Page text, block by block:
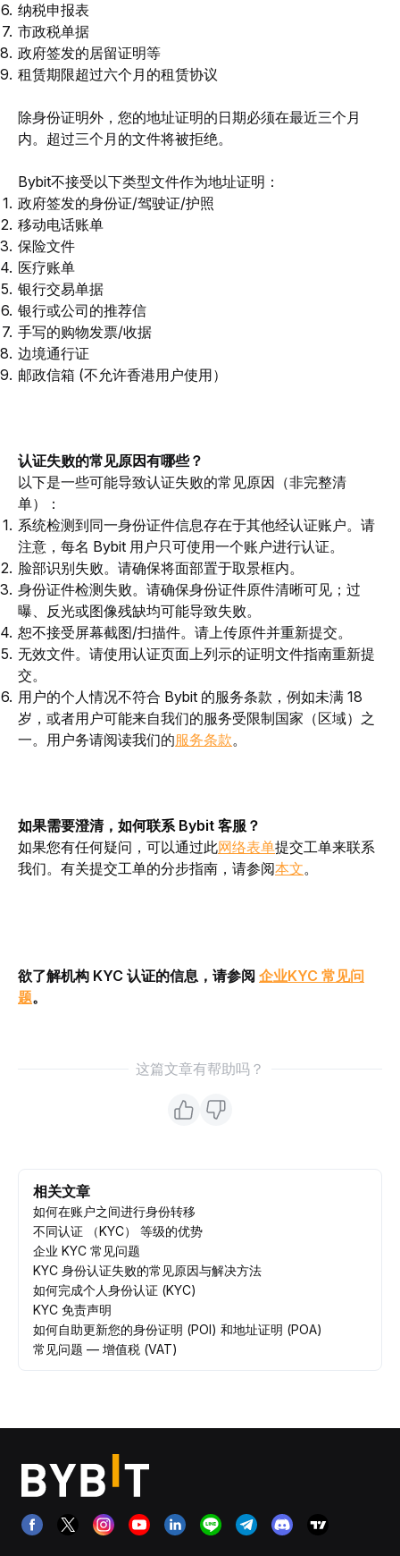
纳税申报表
市政税单据
政府签发的居留证明等
租赁期限超过六个月的租赁协议
除身份证明外，您的地址证明的日期必须在最近三个月
内。超过三个月的文件将被拒绝。
Bybit不接受以下类型文件作为地址证明：
政府签发的身份证/驾驶证/护照
移动电话账单
保险文件
医疗账单
银行交易单据
银行或公司的推荐信
手写的购物发票/收据
边境通行证
邮政信箱 (不允许香港用户使用）
认证失败的常见原因有哪些？
以下是一些可能导致认证失败的常见原因（非完整清
单）：
系统检测到同一身份证件信息存在于其他经认证账户。请
注意，每名 Bybit 用户只可使用一个账户进行认证。
脸部识别失败。请确保将面部置于取景框内。
身份证件检测失败。请确保身份证件原件清晰可见；过
曝、反光或图像残缺均可能导致失败。
恕不接受屏幕截图/扫描件。请上传原件并重新提交。
无效文件。请使用认证页面上列示的证明文件指南重新提
交。
用户的个人情况不符合 Bybit 的服务条款，例如未满 18
岁，或者用户可能来自我们的服务受限制国家（区域）之
一。用户务请阅读我们的服务条款。
如果需要澄清，如何联系 Bybit 客服？
如果您有任何疑问，可以通过此网络表单提交工单来联系
我们。有关提交工单的分步指南，请参阅本文。
欲了解机构 KYC 认证的信息，请参阅 企业KYC 常见问
题。
这篇文章有帮助吗？
相关文章
如何在账户之间进行身份转移
不同认证 （KYC） 等级的优势
企业 KYC 常见问题
KYC 身份认证失败的常见原因与解决方法
如何完成个人身份认证 (KYC)
KYC 免责声明
如何自助更新您的身份证明 (POI) 和地址证明 (POA)
常见问题 — 增值税 (VAT)